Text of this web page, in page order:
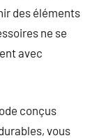
des éléments
ne se
avec
conçus
vous